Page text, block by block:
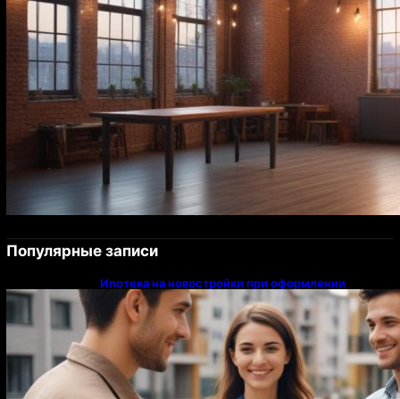
Популярные записи
Ипотека на новостройки при оформлении
напрямую у застройщика